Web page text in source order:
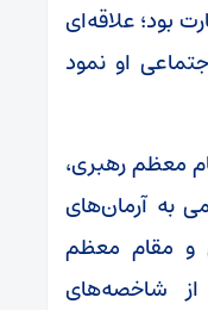
بود؛ علاقه‌ای
او نمود
معظم رهبری،
به آرمان‌های
و مقام معظم
شاخصه‌های